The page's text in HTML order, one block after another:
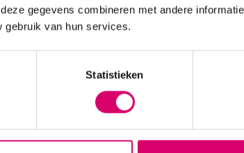
gegevens combineren met andere
gebruik van hun services.
Statistieken